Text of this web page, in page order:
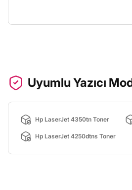
Uyumlu Yazıcı
Hp LaserJet 4350tn Toner
Hp LaserJet 4250dtns Toner